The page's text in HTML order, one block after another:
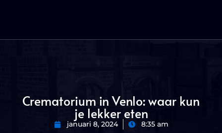
Crematorium in Venlo: waar kun
je lekker eten
januari 8, 2024 8:35 am